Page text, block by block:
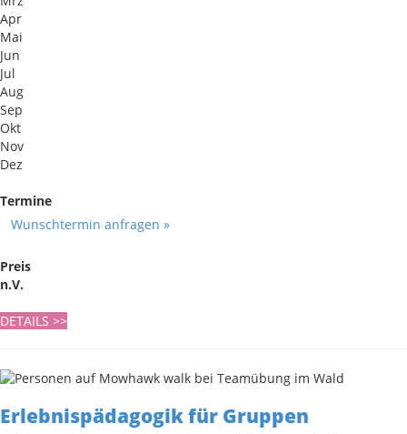
Apr
Mai
Jun
Jul
Aug
Sep
Okt
Nov
Dez
Termine
Wunschtermin anfragen »
Preis
n.V.
DETAILS >>
Erlebnispädagogik für Gruppen